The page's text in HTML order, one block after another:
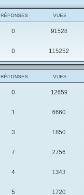
RÉPONSES VUES
0 91528
0 115252
RÉPONSES VUES
0 12659
1 6660
3 1850
7 2756
4 1343
5 1720